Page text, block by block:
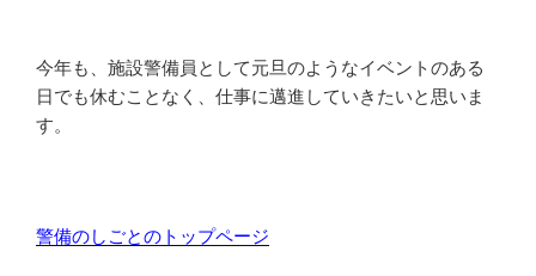
今年も、施設警備員として元旦のようなイベントのある
日でも休むことなく、仕事に邁進していきたいと思いま
す。
警備のしごとのトップページ